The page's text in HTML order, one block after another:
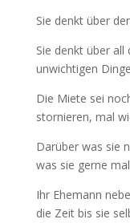
Sie denkt über
Sie denkt über
unwichtigen
Die Miete sei
stornieren, mal
Darüber was sie
was sie gerne
Ihr Ehemann
die Zeit bis sie